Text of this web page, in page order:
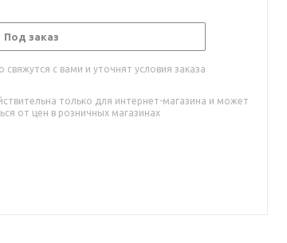
Под заказ
с вами и уточнят условия заказа
только для интернет-магазина и может
от цен в розничных магазинах